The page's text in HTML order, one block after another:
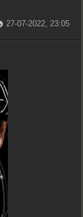
27-07-2022, 23:05